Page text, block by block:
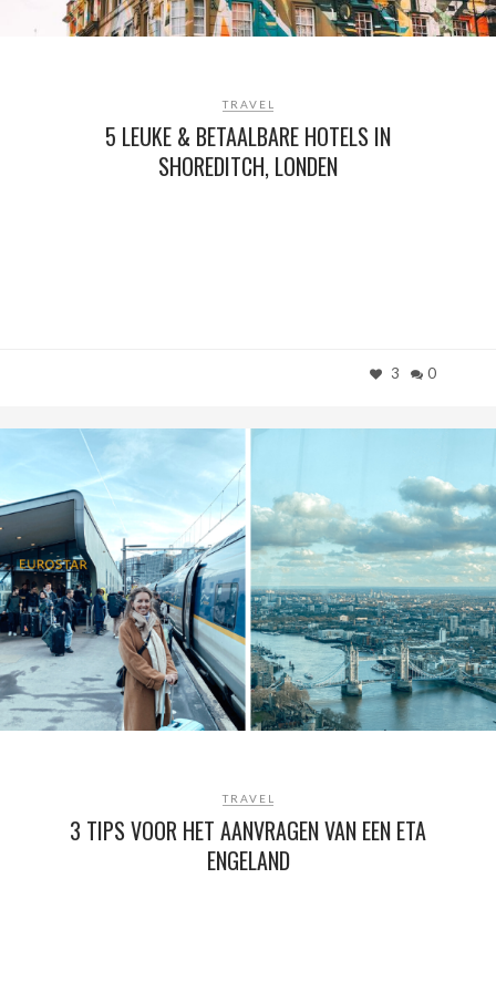
TRAVEL
5 LEUKE & BETAALBARE HOTELS IN
SHOREDITCH, LONDEN
3 0
TRAVEL
3 TIPS VOOR HET AANVRAGEN VAN EEN ETA
ENGELAND